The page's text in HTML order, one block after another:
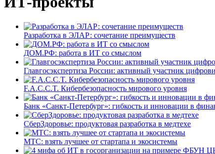
Разработка в ЭЛАР: сочетание преимуществ
ДОМ.РФ: работа в ИТ со смыслом
Главгосэкспертиза России: активный участник
F.A.C.C.T. Кибербезопасность мирового уровня
Банк «Санкт-Петербург»: гибкость и инновации в
СберЗдоровье: продуктовая разработка в медтехе
МТС: взять лучшее от стартапа и экосистемы